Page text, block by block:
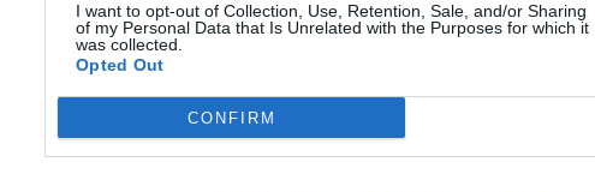
I want to opt-out of Collection, Use, Retention, Sale, and/or Sharing
of my Personal Data that Is Unrelated with the Purposes for which it
was collected.
Opted Out
CONFIRM
Az előfizetés a következőket tartalmazza:
Portfolio.hu teljes cikkarchívum
Kötéslisták: BÉT elmúlt 2 év napon belüli
kötéslistái